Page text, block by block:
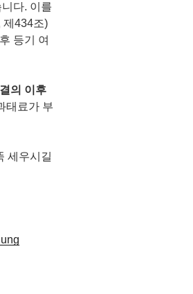
다. 이를
제434조)
등기 여
의 이후
태료가 부
세우시길